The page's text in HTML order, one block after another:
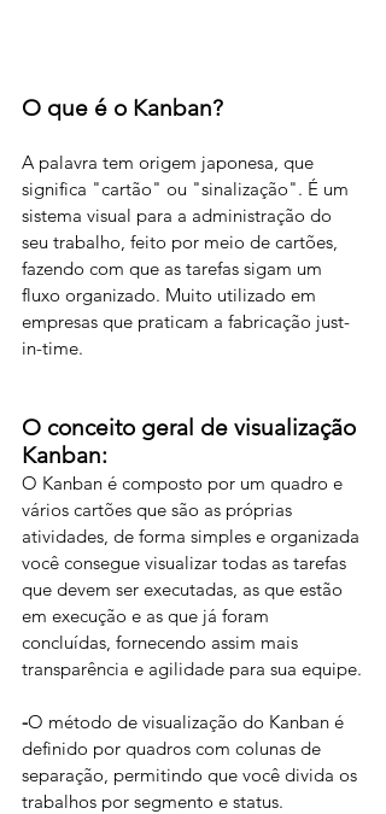
O que é o Kanban?
A palavra tem origem japonesa, que
significa "cartão" ou "sinalização". É um
sistema visual para a administração do
seu trabalho, feito por meio de cartões,
fazendo com que as tarefas sigam um
fluxo organizado. Muito utilizado em
empresas que praticam a fabricação just-
in-time.
O conceito geral de visualização
Kanban:
O Kanban é composto por um quadro e
vários cartões que são as próprias
atividades, de forma simples e organizada
você consegue visualizar todas as tarefas
que devem ser executadas, as que estão
em execução e as que já foram
concluídas, fornecendo assim mais
transparência e agilidade para sua equipe.
-O método de visualização do Kanban é
definido por quadros com colunas de
separação, permitindo que você divida os
trabalhos por segmento e status.